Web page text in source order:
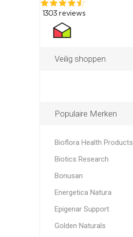
Veilig shoppen
Populaire Merken
Bioflora Health Products
Biotics Research
Bonusan
Energetica Natura
Epigenar Support
Golden Naturals